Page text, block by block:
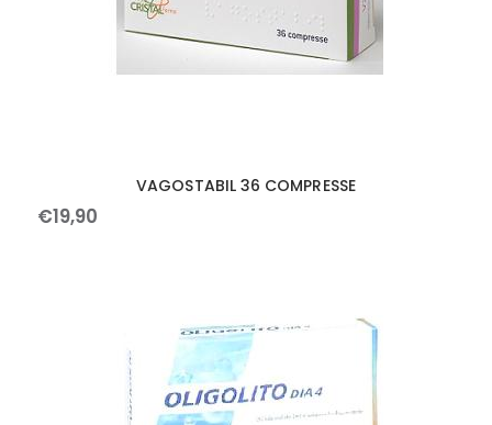
VAGOSTABIL 36 COMPRESSE
€19,90